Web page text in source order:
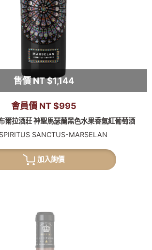
售價 NT $1,144
會員價 NT $995
拉酒莊 神聖馬瑟蘭黑色水果香氣紅葡萄酒
SANCTUS-MARSELAN
加入詢價